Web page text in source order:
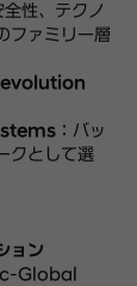
全性、テクノ
ファミリー層
：バッ
クとして選
ョン
Global